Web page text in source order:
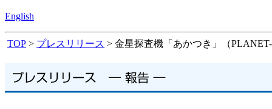
English
TOP > プレスリリース > 金星探査機「あかつき」（